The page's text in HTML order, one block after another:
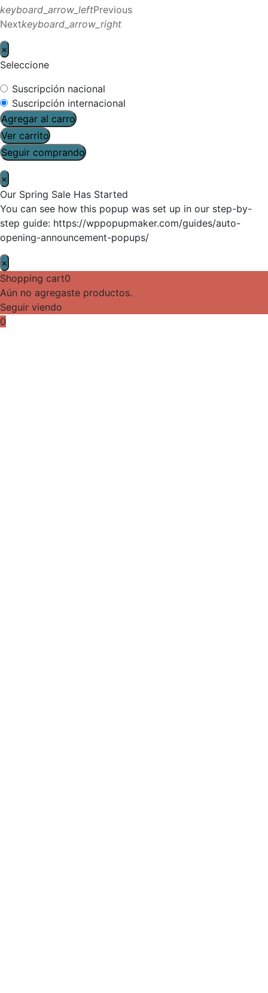
keyboard_arrow_leftPrevious
Nextkeyboard_arrow_right
×
Seleccione
Suscripción nacional
Suscripción internacional
Agregar al carro
Ver carrito
Seguir comprando
×
Our Spring Sale Has Started
You can see how this popup was set up in our step-by-
step guide: https://wppopupmaker.com/guides/auto-
opening-announcement-popups/
×
Shopping cart0
Aún no agregaste productos.
Seguir viendo
0